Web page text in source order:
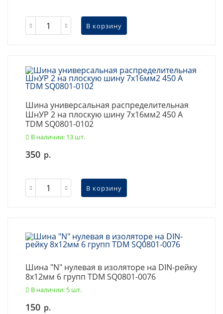
В корзину
Шина универсальная распределительная
ШнУР 2 на плоскую шину 7x16мм2 450 А
TDM SQ0801-0102
В наличии: 13 шт.
350 р.
В корзину
Шина "N" нулевая в изоляторе на DIN-рейку
8x12мм 6 групп TDM SQ0801-0076
В наличии: 5 шт.
150 р.